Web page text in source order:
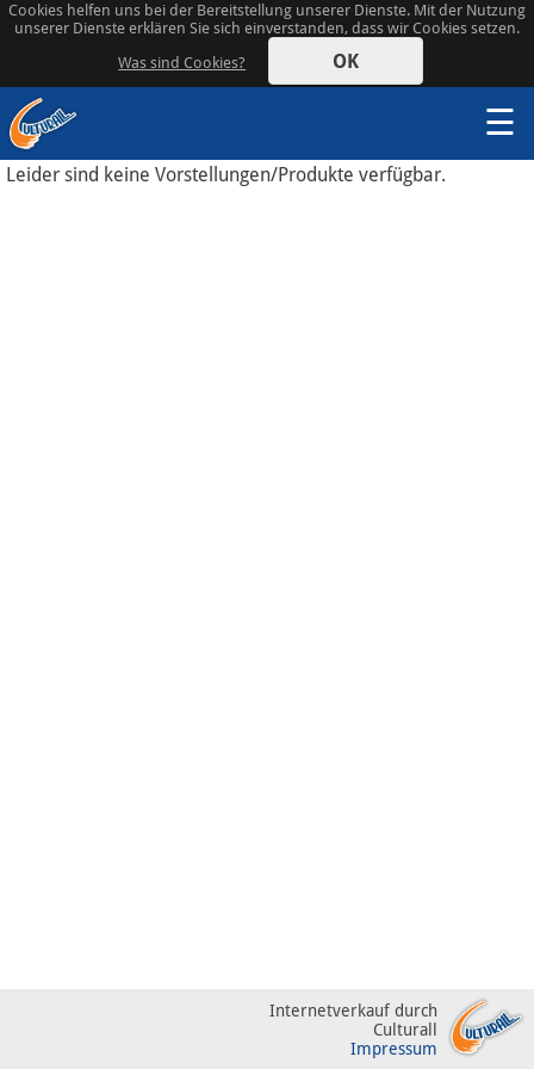
Cookies helfen uns bei der Bereitstellung unserer Dienste. Mit der Nutzung
unserer Dienste erklären Sie sich einverstanden, dass wir Cookies setzen.
Was sind Cookies?
OK
☰
Leider sind keine Vorstellungen/Produkte verfügbar.
Internetverkauf durch
Culturall
Impressum